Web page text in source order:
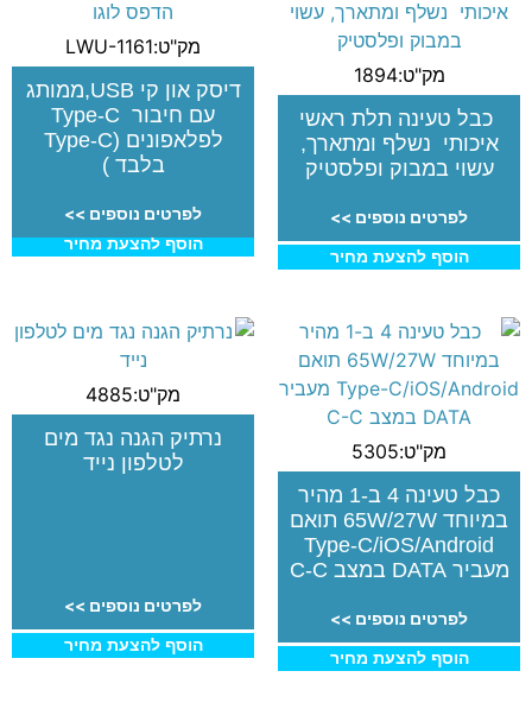
מק"ט:1894
כבל טעינה תלת ראשי
איכותי נשלף ומתארך,
עשוי במבוק ופלסטיק
לפרטים נוספים >>
הוסף להצעת מחיר
מק"ט:LWU-1161
דיסק און קי USB,ממותג
עם חיבור Type-C
לפלאפונים (Type-C
בלבד )
לפרטים נוספים >>
הוסף להצעת מחיר
מק"ט:5305
כבל טעינה 4 ב-1 מהיר
במיוחד 65W/27W תואם
Type-C/iOS/Android
מעביר DATA במצב C-C
לפרטים נוספים >>
הוסף להצעת מחיר
מק"ט:4885
נרתיק הגנה נגד מים
לטלפון נייד
לפרטים נוספים >>
הוסף להצעת מחיר